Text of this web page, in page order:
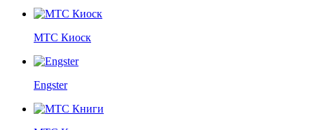
МТС Киоск
Engster